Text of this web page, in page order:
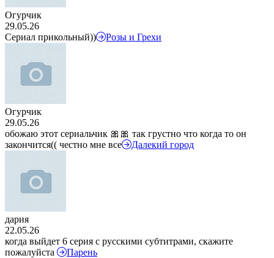
Огурчик
29.05.26
Сериал прикольный))
Розы и Грехи
Огурчик
29.05.26
обожаю этот сериальчик 🎀🎀 так грустно что когда то он
закончится(( честно мне все
Далекий город
дария
22.05.26
когда выйдет 6 серия с русскими субтитрами, скажите
пожалуйста
Парень